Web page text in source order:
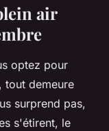
air
optez pour
tout demeure
surprend pas,
s'étirent, le